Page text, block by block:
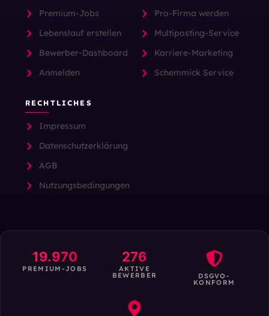
Premium-Jobs
Lebenslauf erstellen
Bewerber-Dashboard
Anmelden
Pro-Firma werden
Multiposting-Service
Karriere-Marketing
Schemmick Service
RECHTLICHES
Impressum
Datenschutzerklärung
AGB
Nutzungsbedingungen
19.970
PREMIUM-JOBS
276
AKTIVE
BEWERBER DSGVO-
KONFORM